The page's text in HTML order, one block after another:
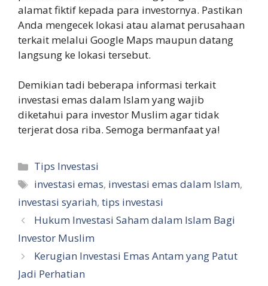
alamat fiktif kepada para investornya. Pastikan
Anda mengecek lokasi atau alamat perusahaan
terkait melalui Google Maps maupun datang
langsung ke lokasi tersebut.
Demikian tadi beberapa informasi terkait
investasi emas dalam Islam yang wajib
diketahui para investor Muslim agar tidak
terjerat dosa riba. Semoga bermanfaat ya!
Categories
Tips Investasi
Tags
investasi emas, investasi emas dalam Islam,
investasi syariah, tips investasi
Hukum Investasi Saham dalam Islam Bagi
Investor Muslim
Kerugian Investasi Emas Antam yang Patut
Jadi Perhatian